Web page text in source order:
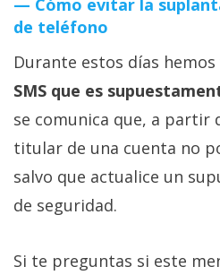
Cómo evitar la
de teléfono
Durante estos días
SMS que es
se comunica que, a partir
titular de una cuenta no
salvo que actualice un
de seguridad.
Si te preguntas si este